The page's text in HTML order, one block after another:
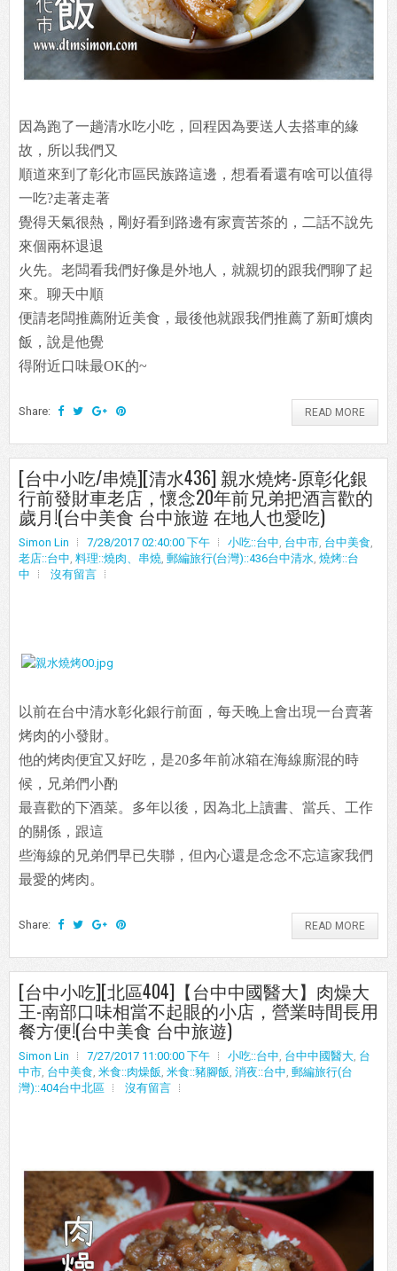
因為跑了一趟清水吃小吃，回程因為要送人去搭車的緣
故，所以我們又
順道來到了彰化市區民族路這邊，想看看還有啥可以值得
一吃?走著走著
覺得天氣很熱，剛好看到路邊有家賣苦茶的，二話不說先
來個兩杯退退
火先。老闆看我們好像是外地人，就親切的跟我們聊了起
來。聊天中順
便請老闆推薦附近美食，最後他就跟我們推薦了新町爌肉
飯，說是他覺
得附近口味最OK的~
Share: READ MORE
[台中小吃/串燒][清水436] 親水燒烤-原彰化銀
行前發財車老店，懷念20年前兄弟把酒言歡的
歲月!(台中美食 台中旅遊 在地人也愛吃)
Simon Lin 7/28/2017 02:40:00 下午 小吃::台中, 台中市, 台中美食,
老店::台中, 料理::燒肉、串燒, 郵編旅行(台灣)::436台中清水, 燒烤::台
中
沒有留言
以前在台中清水彰化銀行前面，每天晚上會出現一台賣著
烤肉的小發財。
他的烤肉便宜又好吃，是20多年前冰箱在海線廝混的時
候，兄弟們小酌
最喜歡的下酒菜。多年以後，因為北上讀書、當兵、工作
的關係，跟這
些海線的兄弟們早已失聯，但內心還是念念不忘這家我們
最愛的烤肉。
Share: READ MORE
[台中小吃][北區404]【台中中國醫大】肉燥大
王-南部口味相當不起眼的小店，營業時間長用
餐方便!(台中美食 台中旅遊)
Simon Lin 7/27/2017 11:00:00 下午 小吃::台中, 台中中國醫大, 台
中市, 台中美食, 米食::肉燥飯, 米食::豬腳飯, 消夜::台中, 郵編旅行(台
灣)::404台中北區
沒有留言